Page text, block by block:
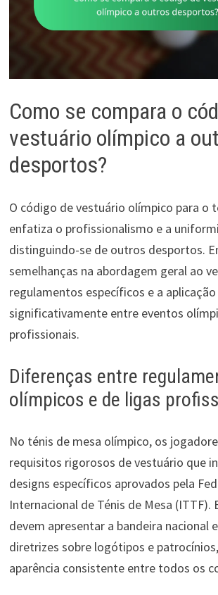
Como se compara o
vestuário olímpico a
desportos?
O código de vestuário olímpico para o
enfatiza o profissionalismo e a
distinguindo-se de outros desportos.
semelhanças na abordagem geral ao
regulamentos específicos e a
significativamente entre eventos
profissionais.
Diferenças entre
olímpicos e de ligas
No ténis de mesa olímpico, os
requisitos rigorosos de vestuário que
designs específicos aprovados pela
Internacional de Ténis de Mesa (ITTF).
devem apresentar a bandeira nacional
diretrizes sobre logótipos e
aparência consistente entre todos os